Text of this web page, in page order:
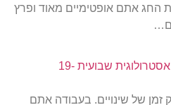
החג אתם אופטימיים מאוד ופרץ
תחזית אסטרולוגית שבועית 19-
זמן של שינויים. בעבודה אתם